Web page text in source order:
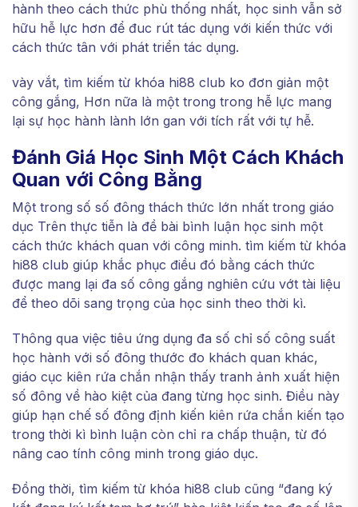
hành theo cách thức phù thống nhất, học sinh vẫn sở
hữu hễ lực hơn để đuc rút tác dụng với kiến thức với
cách thức tân với phát triển tác dụng.
vày vắt, tìm kiếm từ khóa hi88 club ko đơn giản một
công gắng, Hơn nữa là một trong trong hễ lực mang
lại sự học hành lành lớn gan với tích rất với tự hễ.
Đánh Giá Học Sinh Một Cách Khách
Quan với Công Bằng
Một trong số số đông thách thức lớn nhất trong giáo
dục Trên thực tiễn là đề bài bình luận học sinh một
cách thức khách quan với công minh. tìm kiếm từ khóa
hi88 club giúp khắc phục điều đó bằng cách thức
được mang lại đa số công gắng nghiên cứu vớt tài liệu
để theo dõi sang trọng của học sinh theo thời kì.
Thông qua việc tiêu ứng dụng đa số chỉ số công suất
học hành với số đông thước đo khách quan khác,
giáo cục kiên rứa chắn nhận thấy tranh ảnh xuất hiện
số đông về hào kiệt của đang từng học sinh. Điều này
giúp hạn chế số đông định kiến kiên rứa chắn kiến tạo
trong thời kì bình luận còn chỉ ra chấp thuận, từ đó
nâng cao tính công minh trong giáo dục.
Đồng thời, tìm kiếm từ khóa hi88 club cũng “đang ký